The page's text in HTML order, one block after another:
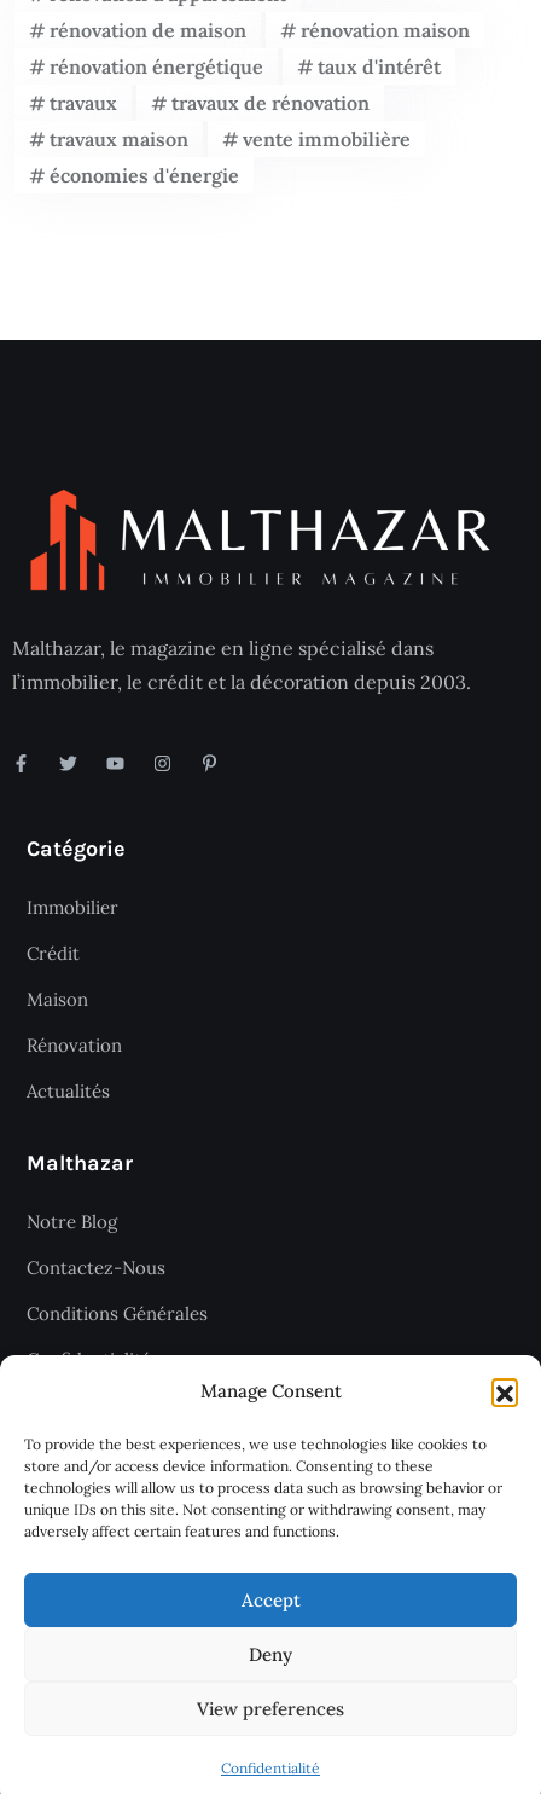
Manage Consent
To provide the best experiences, we use technologies like cookies to
store and/or access device information. Consenting to these
technologies will allow us to process data such as browsing behavior or
unique IDs on this site. Not consenting or withdrawing consent, may
adversely affect certain features and functions.
Accept
Deny
View preferences
Confidentialité
rénovation de maison
rénovation maison
rénovation énergétique
taux d'intérêt
travaux
travaux de rénovation
travaux maison
vente immobilière
économies d'énergie
Malthazar, le magazine en ligne spécialisé dans
l’immobilier, le crédit et la décoration depuis 2003.
Catégorie
Immobilier
Crédit
Maison
Rénovation
Actualités
Malthazar
Notre Blog
Contactez-Nous
Conditions Générales
Confidentialité
Recevez les dernières articles
chaque jour